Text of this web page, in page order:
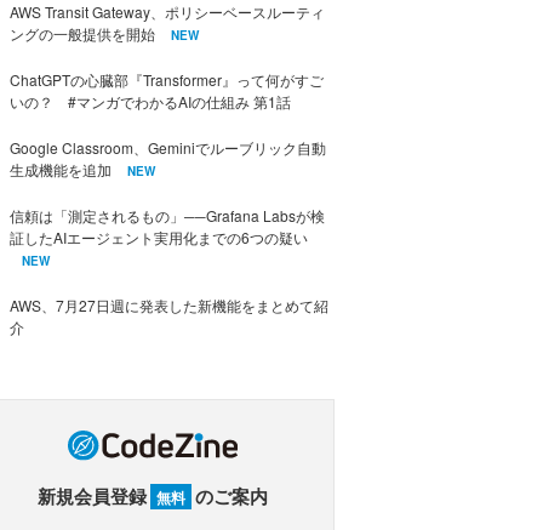
AWS Transit Gateway、ポリシーベースルーティ
ングの一般提供を開始
NEW
ChatGPTの心臓部『Transformer』って何がすご
いの？ #マンガでわかるAIの仕組み 第1話
Google Classroom、Geminiでルーブリック自動
生成機能を追加
NEW
信頼は「測定されるもの」──Grafana Labsが検
証したAIエージェント実用化までの6つの疑い
NEW
AWS、7月27日週に発表した新機能をまとめて紹
介
新規会員登録 無料 のご案内